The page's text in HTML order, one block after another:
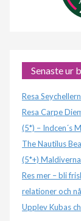
Senaste ur
Resa
Resa Carpe
(5*) – Indcen´s
The Nautilus
(5*+)
Res mer – bli
relationer och
Upplev Kubas